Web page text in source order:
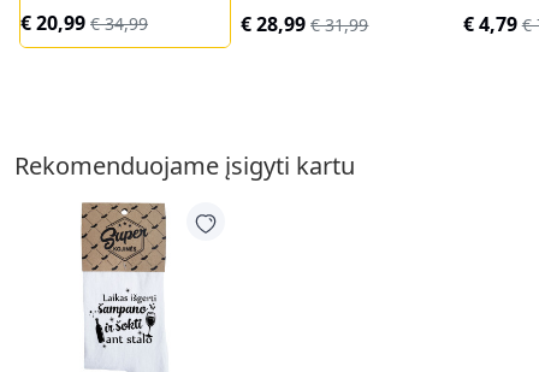
€ 20,99 € 34,99 € 28,99 € 31,99 € 4,79 €
Rekomenduojame įsigyti kartu